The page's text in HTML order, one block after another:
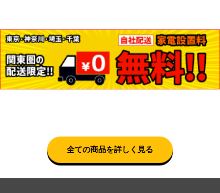
全ての商品を詳しく見る